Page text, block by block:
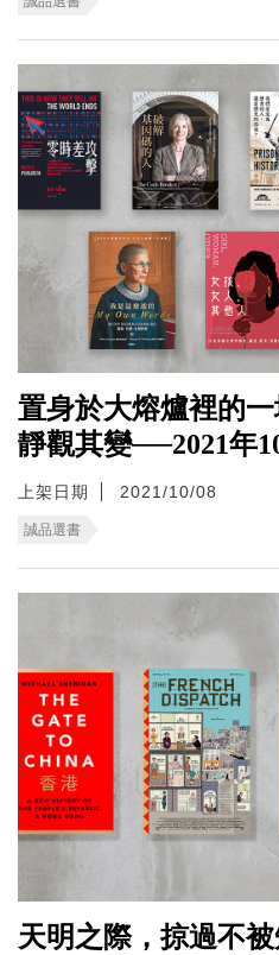
置身於大熔爐裡的
靜觀其變──2021年
上架日期 2021/10/08
誠品選書
天明之際，掠過不